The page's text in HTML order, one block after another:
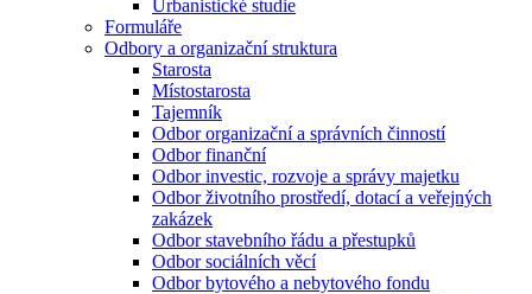
Urbanistické studie
Formuláře
Odbory a organizační struktura
Starosta
Místostarosta
Tajemník
Odbor organizační a správních činností
Odbor finanční
Odbor investic, rozvoje a správy majetku
Odbor životního prostředí, dotací a veřejných
zakázek
Odbor stavebního řádu a přestupků
Odbor sociálních věcí
Odbor bytového a nebytového fondu